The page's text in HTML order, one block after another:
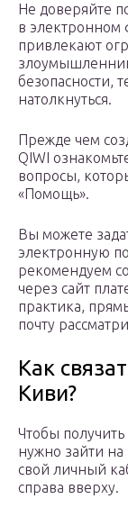
Не доверяйте
в электронном
привлекают
безопасности,
натолкнуться.
Прежде чем
QIWI
вопросы,
«Помощь».
Вы можете
электронную
рекомендуем
через сайт
практика,
почту
Как
Киви?
Чтобы
нужно зайти на
свой личный
справа вверху.